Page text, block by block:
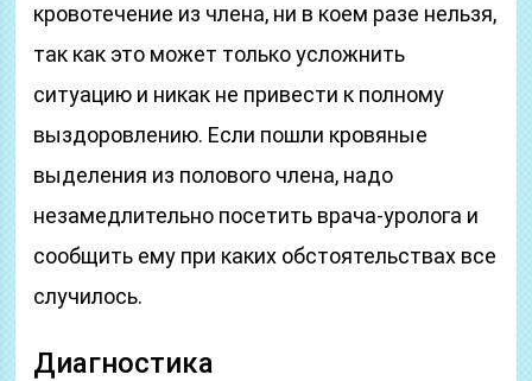
кровотечение из члена, ни в коем разе нельзя,
так как это может только усложнить
ситуацию и никак не привести к полному
выздоровлению. Если пошли кровяные
выделения из полового члена, надо
незамедлительно посетить врача-уролога и
сообщить ему при каких обстоятельствах все
случилось.
Диагностика